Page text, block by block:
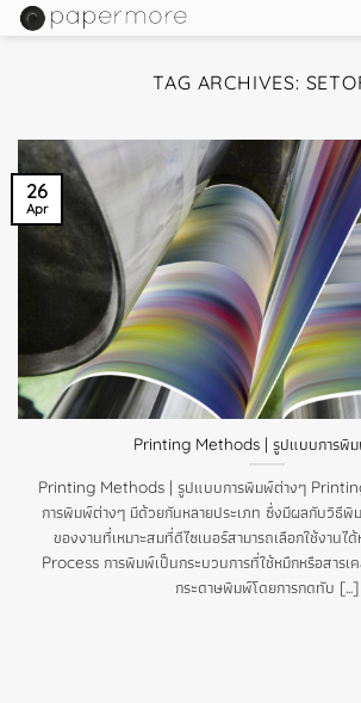
Skip
to
TAG ARCHIVES:
Printing Methods | รูปแบบการพิม
Printing Methods | รูปแบบการพิมพ์ต่างๆ
การพิมพ์ต่างๆ มีด้วยกันหลายประเภท ซึ่งมีผลกับวิธี
ของงานที่เหมาะสมที่ดีไซเนอร์สามารถเลือกใช้งาน
Process การพิมพ์เป็นกระบวนการที่ใช้หมึกหรือสาร
กระดาษพิมพ์โดยการกดทับ [...]
26
Apr